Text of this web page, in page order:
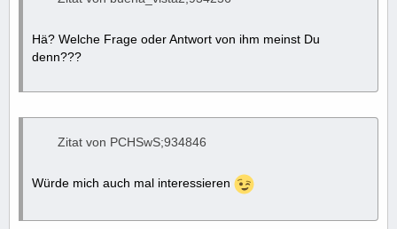
Hä? Welche Frage oder Antwort von ihm meinst Du
denn???
Zitat von PCHSwS;934846
Würde mich auch mal interessieren